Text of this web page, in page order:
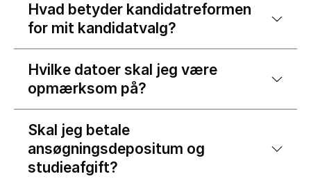
Hvad betyder kandidatreformen
for mit kandidatvalg?
Hvilke datoer skal jeg være
opmærksom på?
Skal jeg betale
ansøgningsdepositum og
studieafgift?